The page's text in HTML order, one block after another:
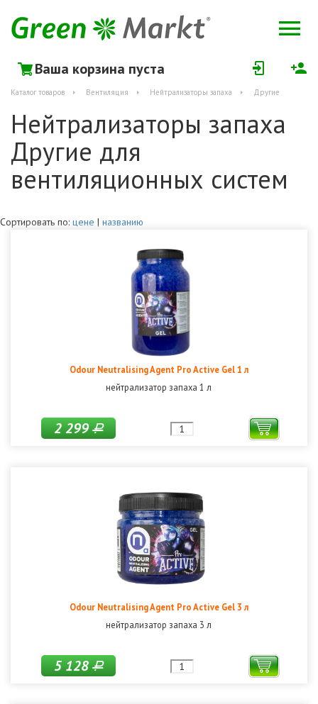
Ваша корзина пуста
Каталог товаров Вентиляция Нейтрализаторы запаха Другие
Нейтрализаторы запаха
Другие для
вентиляционных систем
Сортировать по: цене | названию
Odour Neutralising Agent Pro Active Gel 1 л
нейтрализатор запаха 1 л
2 299Р
Odour Neutralising Agent Pro Active Gel 3 л
нейтрализатор запаха 3 л
5 128Р